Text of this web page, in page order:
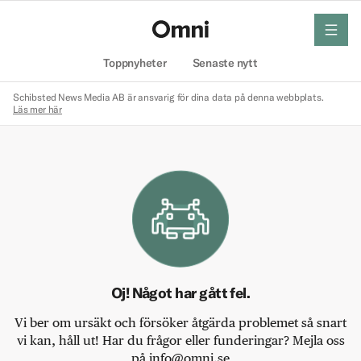
Toppnyheter Senaste nytt
meny
Schibsted News Media AB är ansvarig för dina data på denna webbplats.
Läs mer här
Oj! Något har gått fel.
Vi ber om ursäkt och försöker åtgärda problemet så snart
vi kan, håll ut! Har du frågor eller funderingar? Mejla oss